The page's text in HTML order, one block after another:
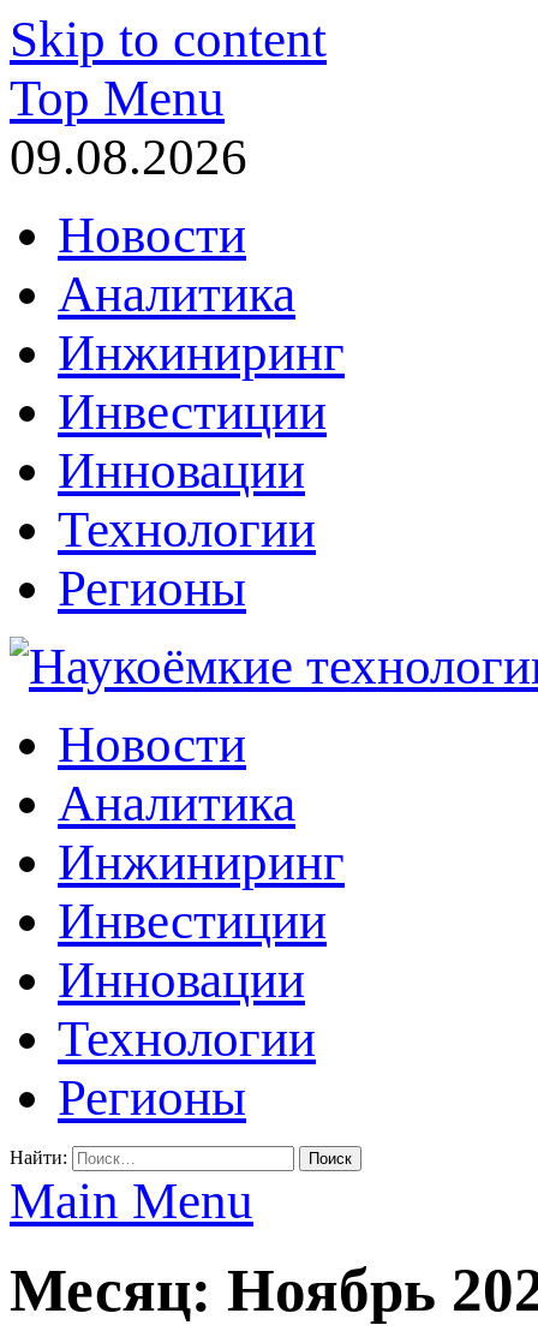
Skip to content
Top Menu
09.08.2026
Новости
Аналитика
Инжиниринг
Инвестиции
Инновации
Технологии
Регионы
Наукоёмкие технологии: инжиниринг, инвестиции, инновации
Новости
Аналитика
Инжиниринг
Инвестиции
Инновации
Технологии
Регионы
Найти:
Main Menu
Месяц: Ноябрь